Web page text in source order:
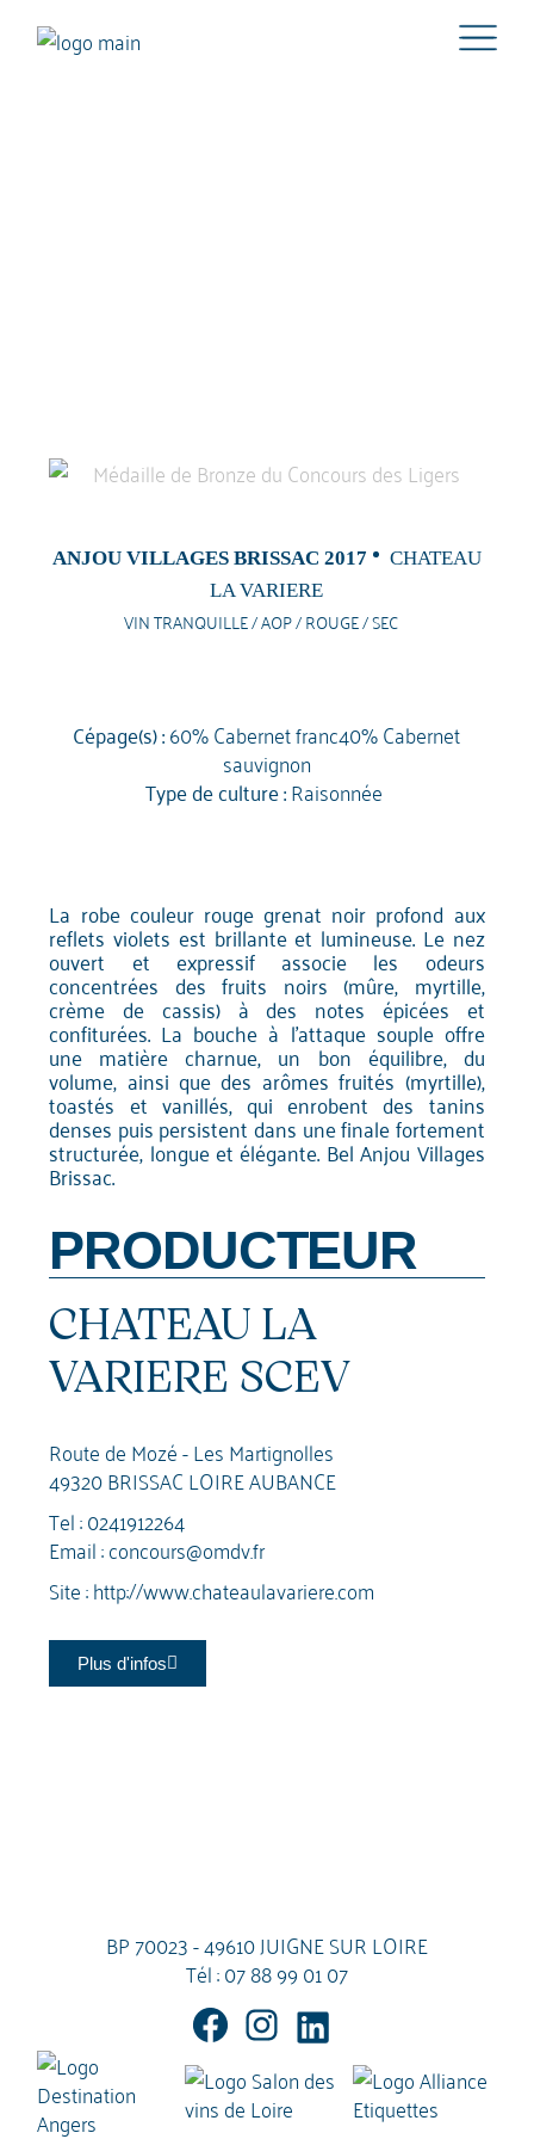
ANJOU VILLAGES BRISSAC 2017
CHATEAU
LA VARIERE
VIN TRANQUILLE / AOP / ROUGE / SEC
Cépage(s) :60% Cabernet franc40% Cabernet
sauvignon
Type de culture :Raisonnée
La robe couleur rouge grenat noir profond aux
reflets violets est brillante et lumineuse. Le nez
ouvert et expressif associe les odeurs
concentrées des fruits noirs (mûre, myrtille,
crème de cassis) à des notes épicées et
confiturées. La bouche à l'attaque souple offre
une matière charnue, un bon équilibre, du
volume, ainsi que des arômes fruités (myrtille),
toastés et vanillés, qui enrobent des tanins
denses puis persistent dans une finale fortement
structurée, longue et élégante. Bel Anjou Villages
Brissac.
PRODUCTEUR
CHATEAU LA
VARIERE SCEV
Route de Mozé - Les Martignolles
49320 BRISSAC LOIRE AUBANCE
Tel :0241912264
Email :concours@omdv.fr
Site :http://www.chateaulavariere.com
Plus d'infos
BP 70023 - 49610 JUIGNE SUR LOIRE
Tél :07 88 99 01 07